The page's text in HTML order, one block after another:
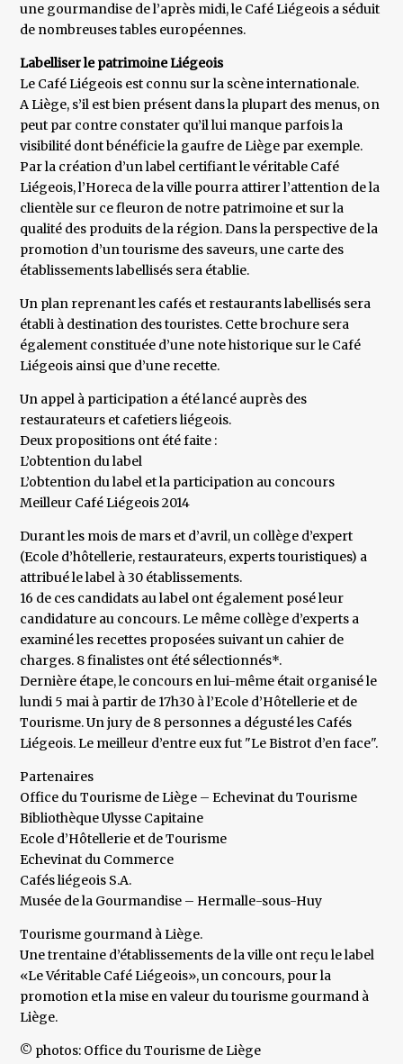
une gourmandise de l’après midi, le Café Liégeois a séduit
de nombreuses tables européennes.
Labelliser le patrimoine Liégeois
Le Café Liégeois est connu sur la scène internationale.
A Liège, s’il est bien présent dans la plupart des menus, on
peut par contre constater qu’il lui manque parfois la
visibilité dont bénéficie la gaufre de Liège par exemple.
Par la création d’un label certifiant le véritable Café
Liégeois, l’Horeca de la ville pourra attirer l’attention de la
clientèle sur ce fleuron de notre patrimoine et sur la
qualité des produits de la région. Dans la perspective de la
promotion d’un tourisme des saveurs, une carte des
établissements labellisés sera établie.
Un plan reprenant les cafés et restaurants labellisés sera
établi à destination des touristes. Cette brochure sera
également constituée d’une note historique sur le Café
Liégeois ainsi que d’une recette.
Un appel à participation a été lancé auprès des
restaurateurs et cafetiers liégeois.
Deux propositions ont été faite :
L’obtention du label
L’obtention du label et la participation au concours
Meilleur Café Liégeois 2014
Durant les mois de mars et d’avril, un collège d’expert
(Ecole d’hôtellerie, restaurateurs, experts touristiques) a
attribué le label à 30 établissements.
16 de ces candidats au label ont également posé leur
candidature au concours. Le même collège d’experts a
examiné les recettes proposées suivant un cahier de
charges. 8 finalistes ont été sélectionnés*.
Dernière étape, le concours en lui-même était organisé le
lundi 5 mai à partir de 17h30 à l’Ecole d’Hôtellerie et de
Tourisme. Un jury de 8 personnes a dégusté les Cafés
Liégeois. Le meilleur d’entre eux fut "Le Bistrot d’en face".
Partenaires
Office du Tourisme de Liège – Echevinat du Tourisme
Bibliothèque Ulysse Capitaine
Ecole d’Hôtellerie et de Tourisme
Echevinat du Commerce
Cafés liégeois S.A.
Musée de la Gourmandise – Hermalle-sous-Huy
Tourisme gourmand à Liège.
Une trentaine d’établissements de la ville ont reçu le label
«Le Véritable Café Liégeois», un concours, pour la
promotion et la mise en valeur du tourisme gourmand à
Liège.
© photos: Office du Tourisme de Liège